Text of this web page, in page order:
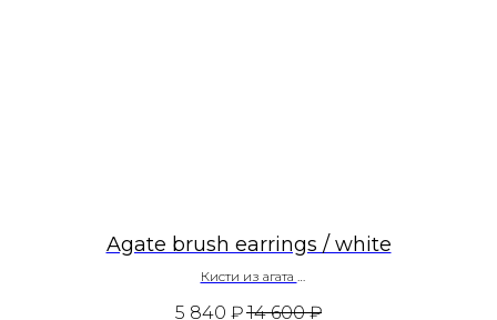
Agate brush earrings / white
Кисти из агата
5 840 ₽14 600 ₽